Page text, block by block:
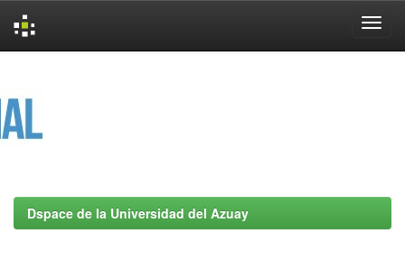
Dspace de la Universidad del Azuay